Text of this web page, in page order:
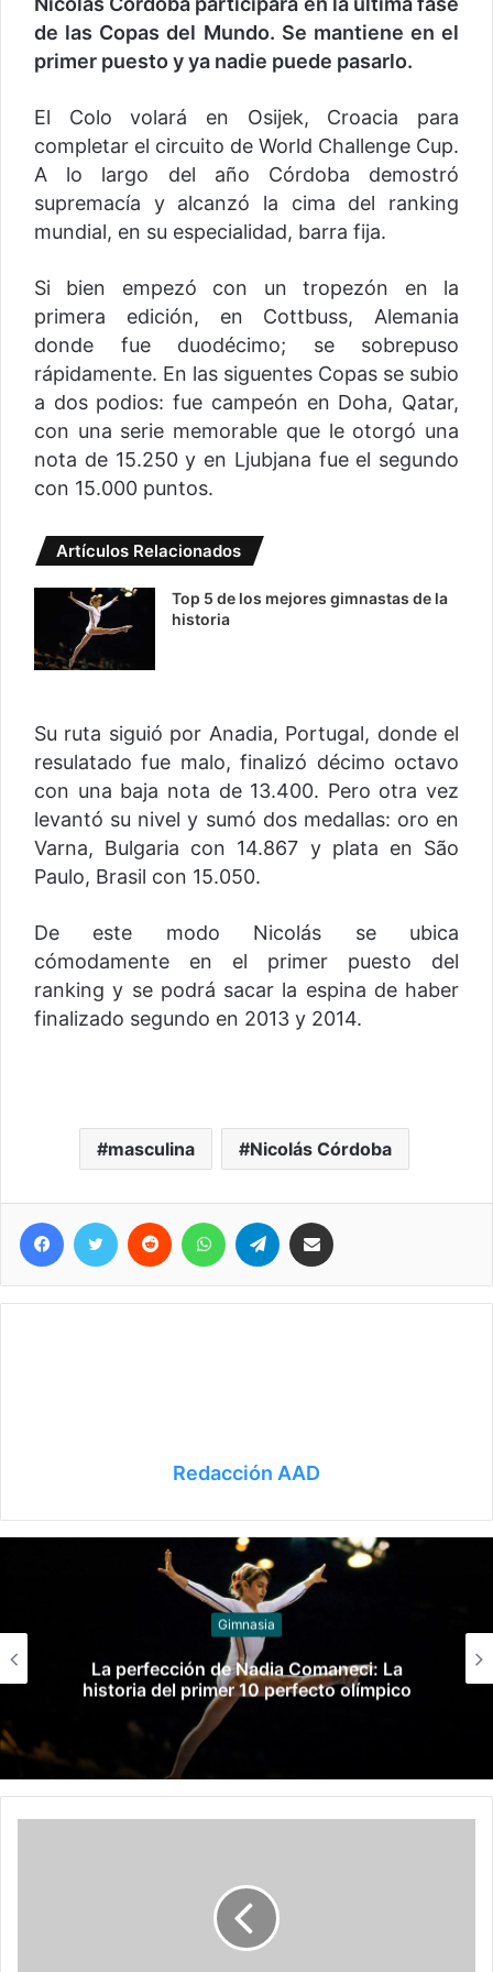
de las Copas del Mundo. Se mantiene en el
primer puesto y ya nadie puede pasarlo.
El Colo volará en Osijek, Croacia para
completar el circuito de World Challenge Cup.
A lo largo del año Córdoba demostró
supremacía y alcanzó la cima del ranking
mundial, en su especialidad, barra fija.
Si bien empezó con un tropezón en la
primera edición, en Cottbuss, Alemania
donde fue duodécimo; se sobrepuso
rápidamente. En las siguentes Copas se subio
a dos podios: fue campeón en Doha, Qatar,
con una serie memorable que le otorgó una
nota de 15.250 y en Ljubjana fue el segundo
con 15.000 puntos.
Artículos Relacionados
Top 5 de los mejores gimnastas de la
historia
Su ruta siguió por Anadia, Portugal, donde el
resulatado fue malo, finalizó décimo octavo
con una baja nota de 13.400. Pero otra vez
levantó su nivel y sumó dos medallas: oro en
Varna, Bulgaria con 14.867 y plata en São
Paulo, Brasil con 15.050.
De este modo Nicolás se ubica
cómodamente en el primer puesto del
ranking y se podrá sacar la espina de haber
finalizado segundo en 2013 y 2014.
masculina Nicolás Córdoba
Telegram
Redacción AAD
Gimnasia
La perfección de Nadia Comaneci: La
historia del primer 10 perfecto olímpico